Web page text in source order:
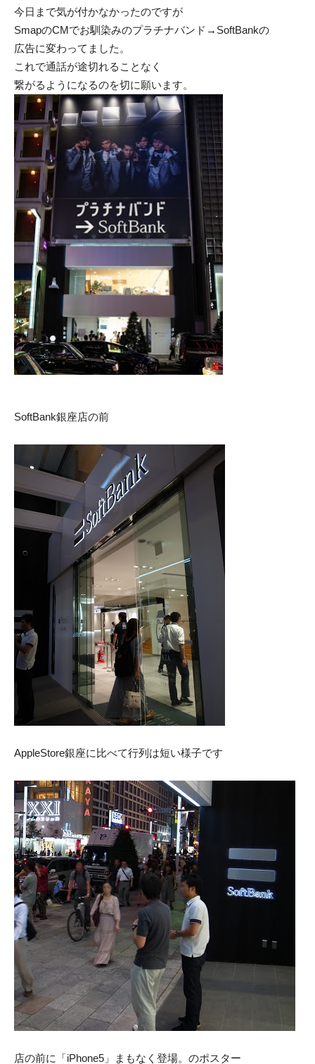
今日まで気が付かなかったのですが
SmapのCMでお馴染みのプラチナバンド→SoftBankの
広告に変わってました。
これで通話が途切れることなく
繋がるようになるのを切に願います。
SoftBank銀座店の前
AppleStore銀座に比べて行列は短い様子です
店の前に「iPhone5」まもなく登場。のポスター